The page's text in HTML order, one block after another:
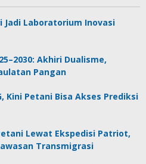
Jadi Laboratorium Inovasi
Akhiri Dualisme,
Pangan
Kini Petani Bisa Akses Prediksi
Lewat Ekspedisi Patriot,
Transmigrasi